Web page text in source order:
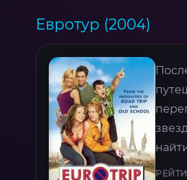
Евротур (2004)